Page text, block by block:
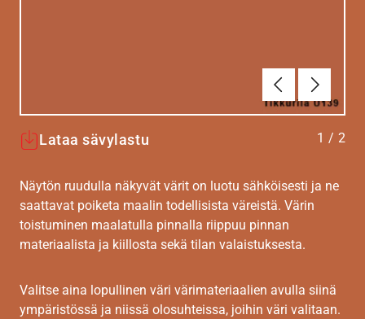
Edellinen
Lataa sävylastu 1 / 2
Näytön ruudulla näkyvät värit on luotu sähköisesti ja ne
saattavat poiketa maalin todellisista väreistä. Värin
toistuminen maalatulla pinnalla riippuu pinnan
materiaalista ja kiillosta sekä tilan valaistuksesta.
Valitse aina lopullinen väri värimateriaalien avulla siinä
ympäristössä ja niissä olosuhteissa, joihin väri valitaan.